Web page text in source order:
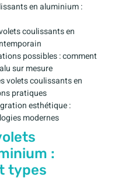
en aluminium :
coulissants en
possibles : comment
sur mesure
volets coulissants en
pratiques
esthétique :
modernes
:
types